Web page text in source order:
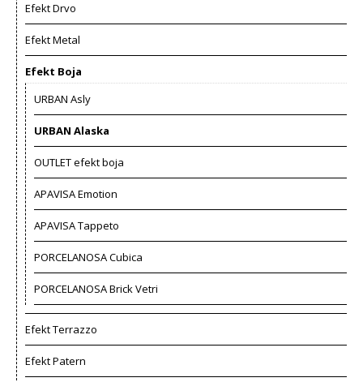
Efekt Drvo
Efekt Metal
Efekt Boja
URBAN Asly
URBAN Alaska
OUTLET efekt boja
APAVISA Emotion
APAVISA Tappeto
PORCELANOSA Cubica
PORCELANOSA Brick Vetri
Efekt Terrazzo
Efekt Patern